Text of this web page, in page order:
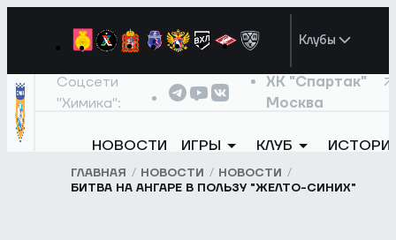
Клубы
Соцсети
"Химика":
ХК "Спартак"
Москва
НОВОСТИ ИГРЫ КЛУБ
ГЛАВНАЯ НОВОСТИ
НОВОСТИ
БИТВА НА АНГАРЕ В ПОЛЬЗУ "ЖЕЛТО-СИНИХ"